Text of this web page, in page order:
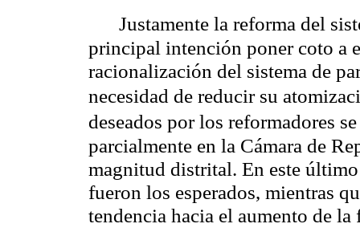
Justamente la reforma del
principal intención poner coto a
racionalización del sistema de
necesidad de reducir su
deseados por los reformadores
parcialmente en la Cámara de
magnitud distrital. En este
fueron los esperados, mientras
tendencia hacia el aumento de